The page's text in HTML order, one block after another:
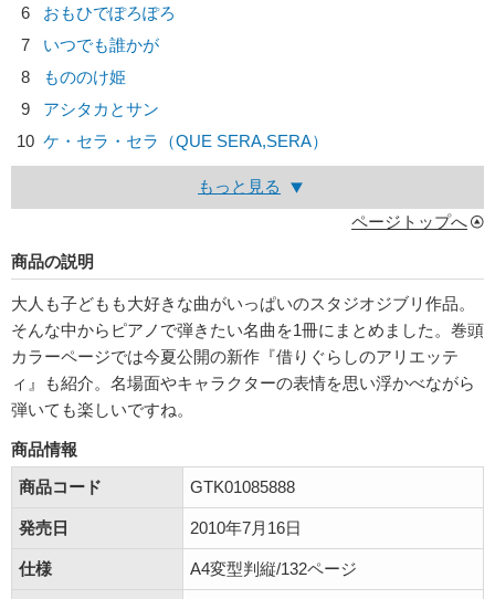
6
おもひでぽろぽろ
7
いつでも誰かが
8
もののけ姫
9
アシタカとサン
10 ケ・セラ・セラ（QUE SERA,SERA）
もっと見る
ページトップへ
商品の説明
大人も子どもも大好きな曲がいっぱいのスタジオジブリ作品。
そんな中からピアノで弾きたい名曲を1冊にまとめました。巻頭
カラーページでは今夏公開の新作『借りぐらしのアリエッテ
ィ』も紹介。名場面やキャラクターの表情を思い浮かべながら
弾いても楽しいですね。
商品情報
商品コード
GTK01085888
発売日 2010年7月16日
仕様 A4変型判縦/132ページ